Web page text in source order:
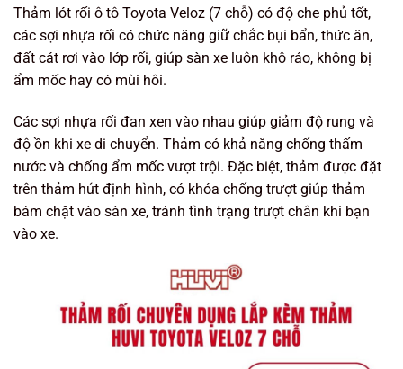
Thảm lót rối ô tô Toyota Veloz (7 chỗ) có độ che phủ tốt,
các sợi nhựa rối có chức năng giữ chắc bụi bẩn, thức ăn,
đất cát rơi vào lớp rối, giúp sàn xe luôn khô ráo, không bị
ẩm mốc hay có mùi hôi.
Các sợi nhựa rối đan xen vào nhau giúp giảm độ rung và
độ ồn khi xe di chuyển. Thảm có khả năng chống thấm
nước và chống ẩm mốc vượt trội. Đặc biệt, thảm được đặt
trên thảm hút định hình, có khóa chống trượt giúp thảm
bám chặt vào sàn xe, tránh tình trạng trượt chân khi bạn
vào xe.